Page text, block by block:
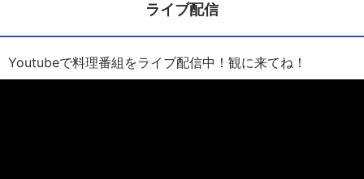
ライブ配信
Youtubeで料理番組をライブ配信中！観に来てね！